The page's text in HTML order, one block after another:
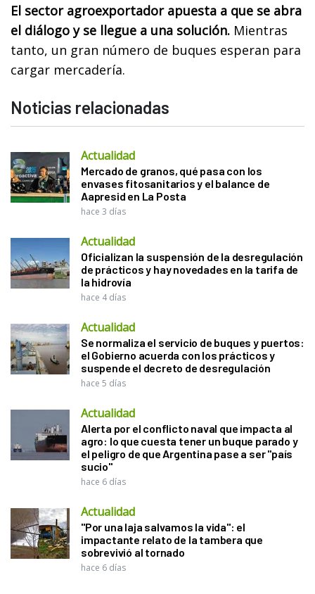
El sector agroexportador apuesta a que se abra
el diálogo y se llegue a una solución. Mientras
tanto, un gran número de buques esperan para
cargar mercadería.
Noticias relacionadas
Actualidad
Mercado de granos, qué pasa con los
envases fitosanitarios y el balance de
Aapresid en La Posta
hace 3 días
Actualidad
Oficializan la suspensión de la desregulación
de prácticos y hay novedades en la tarifa de
la hidrovía
hace 4 días
Actualidad
Se normaliza el servicio de buques y puertos:
el Gobierno acuerda con los prácticos y
suspende el decreto de desregulación
hace 5 días
Actualidad
Alerta por el conflicto naval que impacta al
agro: lo que cuesta tener un buque parado y
el peligro de que Argentina pase a ser "país
sucio"
hace 6 días
Actualidad
"Por una laja salvamos la vida": el
impactante relato de la tambera que
sobrevivió al tornado
hace 6 días